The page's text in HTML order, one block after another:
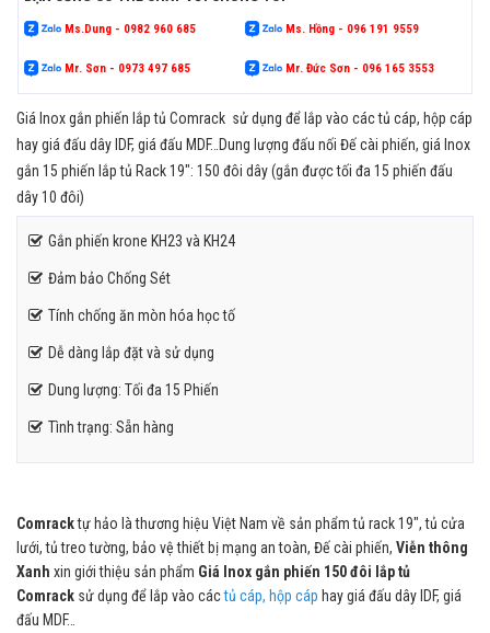
Ms.Dung - 0982 960 685 Ms. Hồng - 096 191 9559
Mr. Sơn - 0973 497 685 Mr. Đức Sơn - 096 165 3553
Giá Inox gắn phiến lắp tủ Comrack sử dụng để lắp vào các tủ cáp, hộp cáp
hay giá đấu dây IDF, giá đấu MDF…Dung lượng đấu nối Đế cài phiến, giá Inox
gắn 15 phiến lắp tủ Rack 19″: 150 đôi dây (gắn được tối đa 15 phiến đấu
dây 10 đôi)
Gắn phiến krone KH23 và KH24
Đảm bảo Chống Sét
Tính chống ăn mòn hóa học tố
Dễ dàng lắp đặt và sử dụng
Dung lượng: Tối đa 15 Phiến
Tình trạng: Sẵn hàng
Comracktự hảo là thương hiệu Việt Nam về sản phẩm tủ rack 19″, tủ cửa
lưới, tủ treo tường, bảo vệ thiết bị mạng an toàn, Đế cài phiến, Viễn thông
Xanh xin giới thiệu sản phẩm Giá Inox gắn phiến 150 đôi lắp tủ
Comrack sử dụng để lắp vào cáctủ cáp, hộp cáp hay giá đấu dây IDF, giá
đấu MDF…